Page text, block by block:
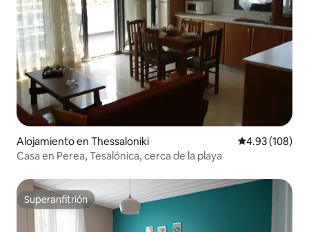
Alojamiento en Thessaloniki Calificación
4.93 (108)
Casa en Perea, Tesalónica, cerca de la playa
Superanfitrión
Superanfitrión